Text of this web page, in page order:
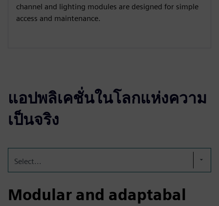
channel and lighting modules are designed for simple
access and maintenance.
แอปพลิเคชั่นในโลกแห่งความ
เป็นจริง
Select...
Modular and adaptabal